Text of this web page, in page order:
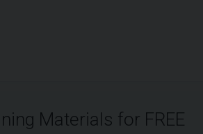
Materials for FREE